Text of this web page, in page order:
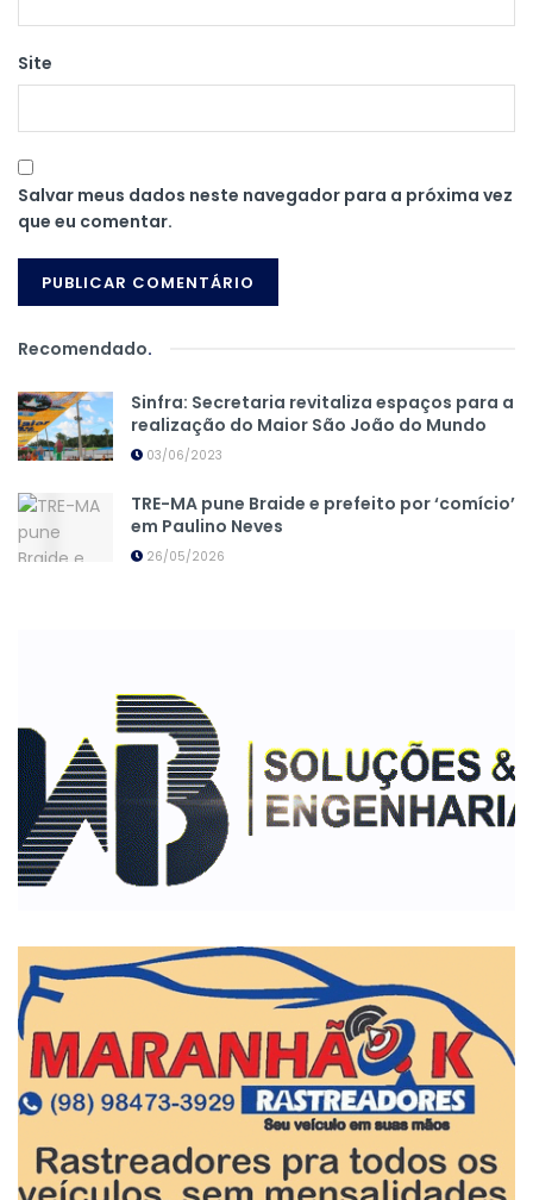
Site
Salvar meus dados neste navegador para a próxima vez
que eu comentar.
Recomendado.
Sinfra: Secretaria revitaliza espaços para a
realização do Maior São João do Mundo
03/06/2023
TRE-MA pune Braide e prefeito por ‘comício’
em Paulino Neves
26/05/2026